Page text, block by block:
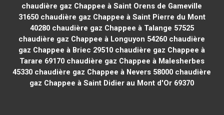
chaudière gaz Chappee à Saint Orens de Gameville
31650chaudière gaz Chappee à Saint Pierre du Mont
40280chaudière gaz Chappee à Talange 57525
chaudière gaz Chappee à Longuyon 54260 chaudière
gaz Chappee à Briec 29510 chaudière gaz Chappee à
Tarare 69170chaudière gaz Chappee à Malesherbes
45330 chaudière gaz Chappee à Nevers 58000 chaudière
gaz Chappee à Saint Didier au Mont d'Or 69370